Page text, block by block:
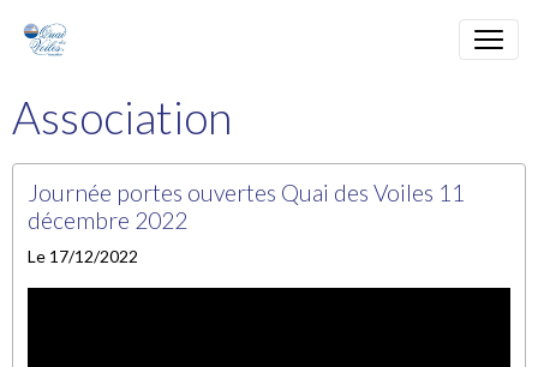
Association
Journée portes ouvertes Quai des Voiles 11
décembre 2022
Le 17/12/2022